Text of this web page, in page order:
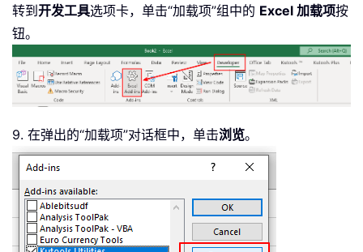
转到开发工具选项卡，单击“加载项”组中的 Excel 加载项按
钮。
9. 在弹出的“加载项”对话框中，单击浏览。